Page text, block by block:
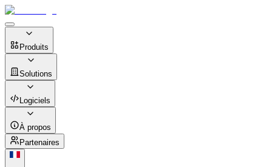
Produits
Solutions
Logiciels
À propos
Partenaires